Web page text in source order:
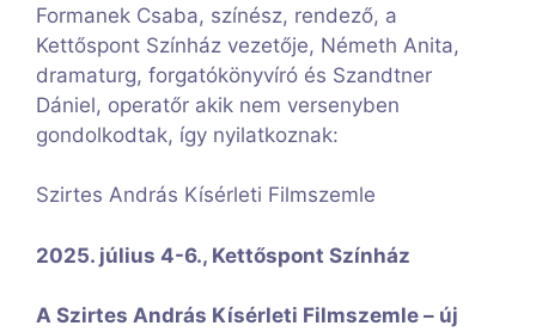
Formanek Csaba, színész, rendező, a
Kettőspont Színház vezetője, Németh Anita,
dramaturg, forgatókönyvíró és Szandtner
Dániel, operatőr akik nem versenyben
gondolkodtak, így nyilatkoznak:
Szirtes András Kísérleti Filmszemle
2025. július 4-6., Kettőspont Színház
A Szirtes András Kísérleti Filmszemle – új